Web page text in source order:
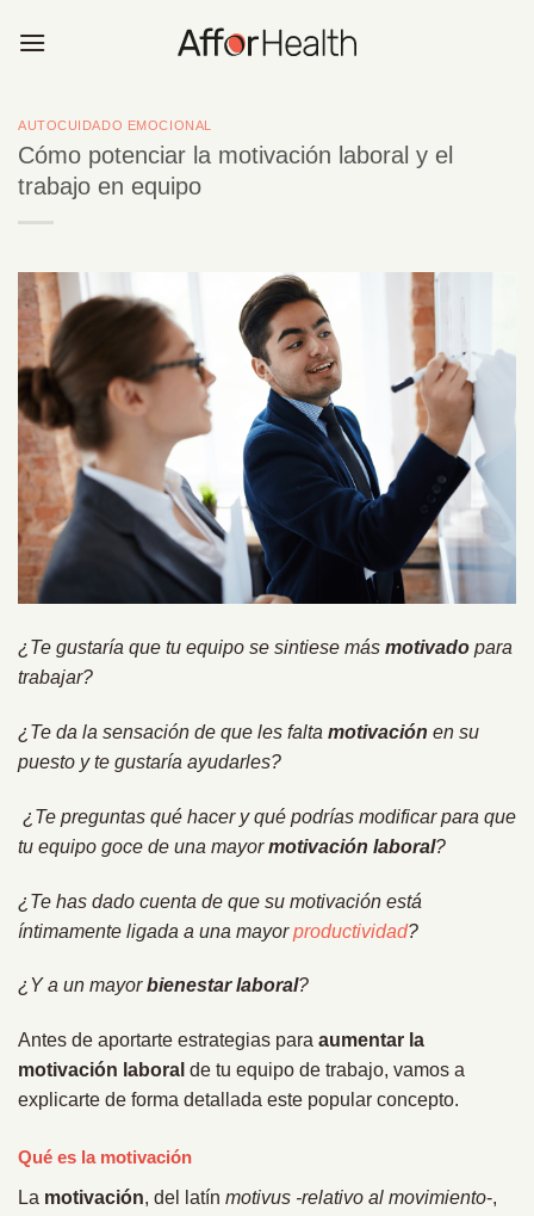
AUTOCUIDADO EMOCIONAL
Cómo potenciar la motivación laboral y el
trabajo en equipo
¿Te gustaría que tu equipo se sintiese más motivado para
trabajar?
¿Te da la sensación de que les falta motivación en su
puesto y te gustaría ayudarles?
¿Te preguntas qué hacer y qué podrías modificar para que
tu equipo goce de una mayormotivación laboral?
¿Te has dado cuenta de que su motivación está
íntimamente ligada a una mayorproductividad?
¿Y a un mayorbienestar laboral?
Antes de aportarte estrategias para aumentar la
motivación laboral de tu equipo de trabajo, vamos a
explicarte de forma detallada este popular concepto.
Qué es la motivación
La motivación, del latín motivus -relativo al movimiento-,